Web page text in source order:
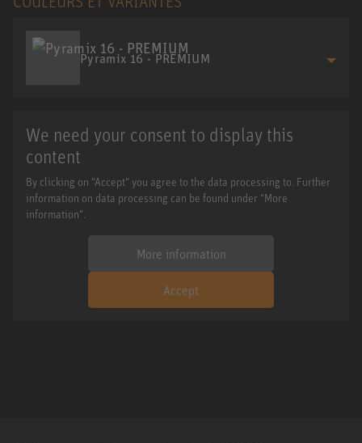
Pyramix 16 - PREMIUM
We need your consent to display this
content
By clicking on "Accept" you agree to the data processing to. Further
information on data processing can be found under "More
information".
More information
Accept